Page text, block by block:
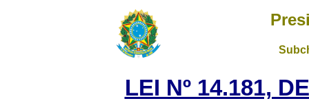
LEI Nº 14.181,